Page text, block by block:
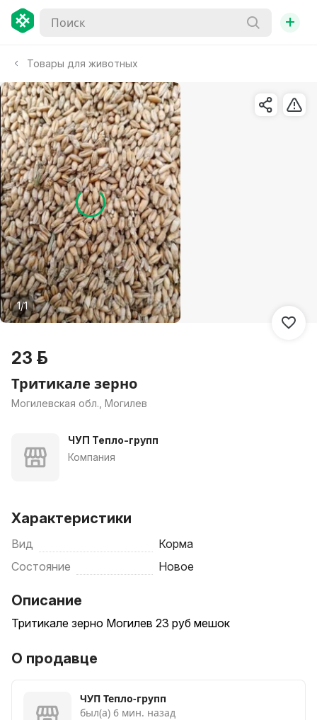
+
Товары для животных
1/1
23 р.
Тритикале зерно
Могилевская обл., Могилев
ЧУП Тепло-групп
Компания
Характеристики
Вид
Корма
Состояние
Новое
Описание
Тритикале зерно Могилев 23 руб мешок
О продавце
ЧУП Тепло-групп
был(а) 6 мин. назад